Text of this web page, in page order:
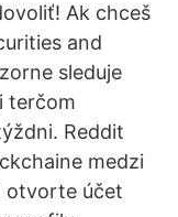
Ak chceš
and
sleduje
terčom
Reddit
medzi
otvorte účet